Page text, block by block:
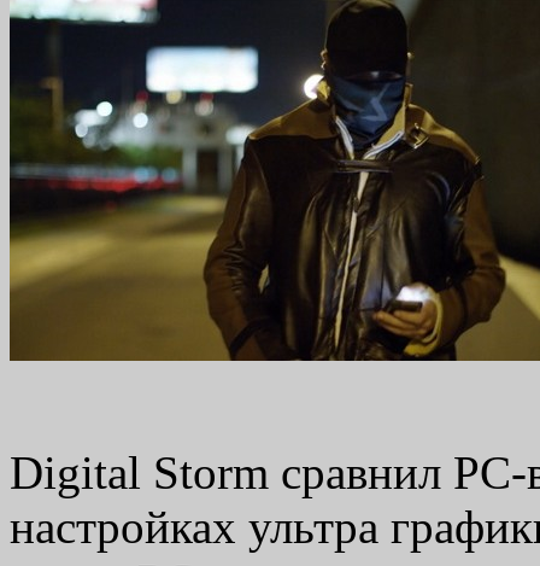
Digital Storm сравнил
настройках ультра